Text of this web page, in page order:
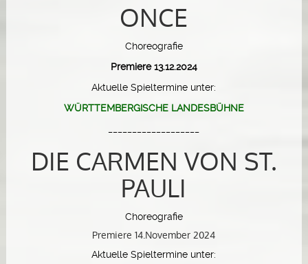
ONCE
Choreografie
Premiere 13.12.2024
Aktuelle Spieltermine unter:
WÜRTTEMBERGISCHE LANDESBÜHNE
DIE CARMEN VON ST.
PAULI
Choreografie
Premiere 14.November 2024
Aktuelle Spieltermine unter: